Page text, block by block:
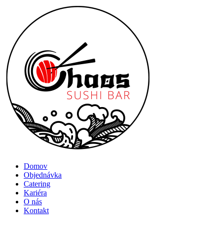
Domov
Objednávka
Catering
Kariéra
O nás
Kontakt